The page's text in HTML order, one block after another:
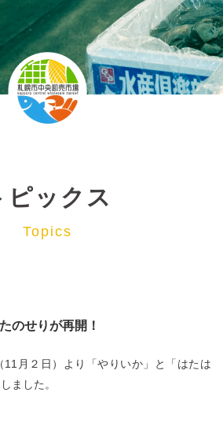
ピックス
Topics
のせりが再開！
月２日）より「やりいか」と「はたは
ました。